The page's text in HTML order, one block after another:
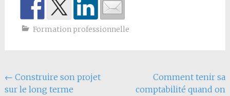
Formation professionnelle
← Construire son projet
sur le long terme
Comment tenir sa
comptabilité quand on